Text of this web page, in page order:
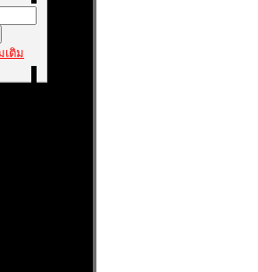
เติม